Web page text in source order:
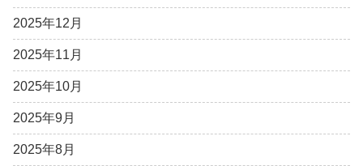
2025年12月
2025年11月
2025年10月
2025年9月
2025年8月